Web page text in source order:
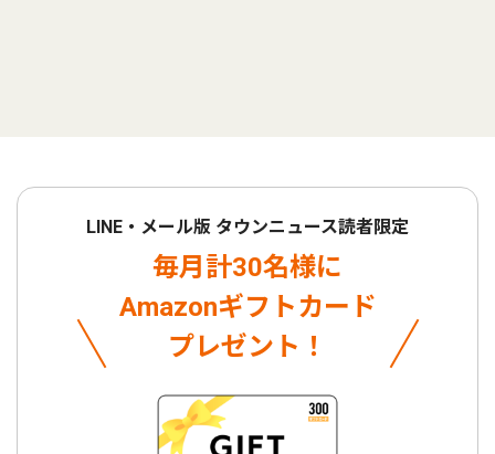
LINE・メール版 タウンニュース読者限定
毎月計30名様に
Amazonギフトカード
プレゼント！